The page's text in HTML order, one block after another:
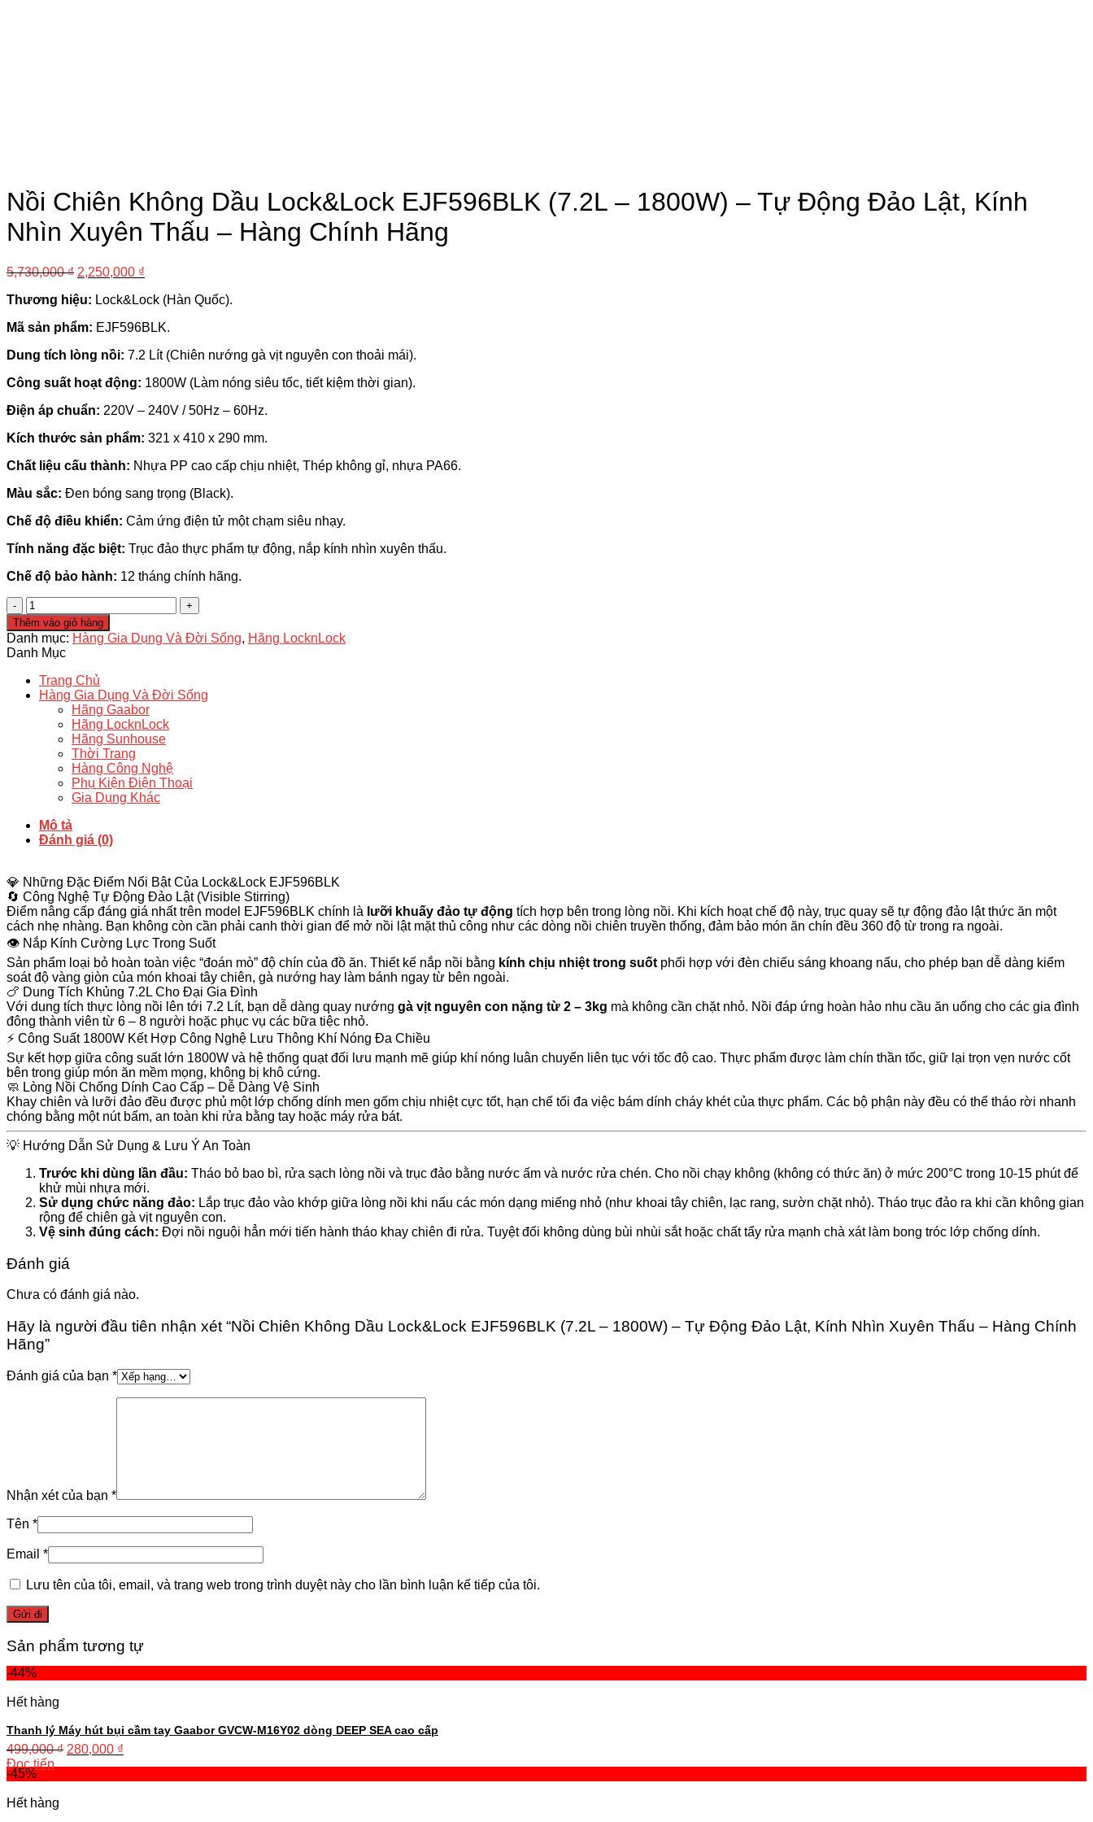
Nồi Chiên Không Dầu Lock&Lock EJF596BLK (7.2L – 1800W) – Tự Động Đảo Lật, Kính
Nhìn Xuyên Thấu – Hàng Chính Hãng
5,730,000₫ 2,250,000 ₫
Thương hiệu: Lock&Lock (Hàn Quốc).
Mã sản phẩm: EJF596BLK.
Dung tích lòng nồi: 7.2 Lít (Chiên nướng gà vịt nguyên con thoải mái).
Công suất hoạt động: 1800W (Làm nóng siêu tốc, tiết kiệm thời gian).
Điện áp chuẩn: 220V – 240V / 50Hz – 60Hz.
Kích thước sản phẩm: 321 x 410 x 290 mm.
Chất liệu cấu thành: Nhựa PP cao cấp chịu nhiệt, Thép không gỉ, nhựa PA66.
Màu sắc: Đen bóng sang trọng (Black).
Chế độ điều khiển: Cảm ứng điện tử một chạm siêu nhạy.
Tính năng đặc biệt: Trục đảo thực phẩm tự động, nắp kính nhìn xuyên thấu.
Chế độ bảo hành: 12 tháng chính hãng.
Nồi
Chiên
Không
Dầu
Lock&Lock
EJF596BLK
(7.2L
1800W)
Nhìn
Xuyên
Hàng
Chính
Hãng
số
lượng
Thêm vào giỏ hàng
Danh mục: Hàng Gia Dụng Và Đời Sống, Hãng LocknLock
Danh Mục
Trang Chủ
Hàng Gia Dụng Và Đời Sống
Hãng Gaabor
Hãng LocknLock
Hãng Sunhouse
Thời Trang
Hàng Công Nghệ
Phụ Kiện Điện Thoại
Gia Dụng Khác
Mô tả
Đánh giá (0)
💎 Những Đặc Điểm Nổi Bật Của Lock&Lock EJF596BLK
🔄 Công Nghệ Tự Động Đảo Lật (Visible Stirring)
Điểm nâng cấp đáng giá nhất trên model EJF596BLK chính là lưỡi khuấy đảo tự động tích hợp bên trong lòng nồi. Khi kích hoạt chế độ này, trục quay sẽ tự động đảo lật thức ăn một
cách nhẹ nhàng. Bạn không còn cần phải canh thời gian để mở nồi lật mặt thủ công như các dòng nồi chiên truyền thống, đảm bảo món ăn chín đều 360 độ từ trong ra ngoài.
👁️ Nắp Kính Cường Lực Trong Suốt
Sản phẩm loại bỏ hoàn toàn việc “đoán mò” độ chín của đồ ăn. Thiết kế nắp nồi bằng kính chịu nhiệt trong suốt phối hợp với đèn chiếu sáng khoang nấu, cho phép bạn dễ dàng kiểm
soát độ vàng giòn của món khoai tây chiên, gà nướng hay làm bánh ngay từ bên ngoài.
🍗 Dung Tích Khủng 7.2L Cho Đại Gia Đình
Với dung tích thực lòng nồi lên tới 7.2 Lít, bạn dễ dàng quay nướng gà vịt nguyên con nặng từ 2 – 3kg mà không cần chặt nhỏ. Nồi đáp ứng hoàn hảo nhu cầu ăn uống cho các gia đình
đông thành viên từ 6 – 8 người hoặc phục vụ các bữa tiệc nhỏ.
⚡ Công Suất 1800W Kết Hợp Công Nghệ Lưu Thông Khí Nóng Đa Chiều
Sự kết hợp giữa công suất lớn 1800W và hệ thống quạt đối lưu mạnh mẽ giúp khí nóng luân chuyển liên tục với tốc độ cao. Thực phẩm được làm chín thần tốc, giữ lại trọn vẹn nước cốt
bên trong giúp món ăn mềm mọng, không bị khô cứng.
🧼 Lòng Nồi Chống Dính Cao Cấp – Dễ Dàng Vệ Sinh
Khay chiên và lưỡi đảo đều được phủ một lớp chống dính men gốm chịu nhiệt cực tốt, hạn chế tối đa việc bám dính cháy khét của thực phẩm. Các bộ phận này đều có thể tháo rời nhanh
chóng bằng một nút bấm, an toàn khi rửa bằng tay hoặc máy rửa bát.
💡 Hướng Dẫn Sử Dụng & Lưu Ý An Toàn
Trước khi dùng lần đầu: Tháo bỏ bao bì, rửa sạch lòng nồi và trục đảo bằng nước ấm và nước rửa chén. Cho nồi chạy không (không có thức ăn) ở mức 200°C trong 10-15 phút để
khử mùi nhựa mới.
Sử dụng chức năng đảo: Lắp trục đảo vào khớp giữa lòng nồi khi nấu các món dạng miếng nhỏ (như khoai tây chiên, lạc rang, sườn chặt nhỏ). Tháo trục đảo ra khi cần không gian
rộng để chiên gà vịt nguyên con.
Vệ sinh đúng cách: Đợi nồi nguội hẳn mới tiến hành tháo khay chiên đi rửa. Tuyệt đối không dùng bùi nhùi sắt hoặc chất tẩy rửa mạnh chà xát làm bong tróc lớp chống dính.
Đánh giá
Chưa có đánh giá nào.
Hãy là người đầu tiên nhận xét “Nồi Chiên Không Dầu Lock&Lock EJF596BLK (7.2L – 1800W) – Tự Động Đảo Lật, Kính Nhìn Xuyên Thấu – Hàng Chính
Hãng”
Đánh giá của bạn *
Nhận xét của bạn *
Tên *
Email *
Lưu tên của tôi, email, và trang web trong trình duyệt này cho lần bình luận kế tiếp của tôi.
Sản phẩm tương tự
-44%
Hết hàng
Thanh lý Máy hút bụi cầm tay Gaabor GVCW-M16Y02 dòng DEEP SEA cao cấp
499,000₫ 280,000 ₫
Đọc tiếp
-45%
Hết hàng